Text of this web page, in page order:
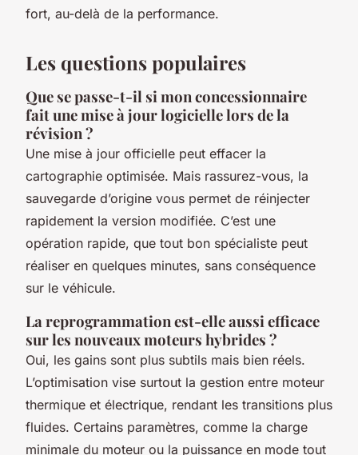
fort, au-delà de la performance.
Les questions populaires
Que se passe-t-il si mon concessionnaire
fait une mise à jour logicielle lors de la
révision ?
Une mise à jour officielle peut effacer la
cartographie optimisée. Mais rassurez-vous, la
sauvegarde d’origine vous permet de réinjecter
rapidement la version modifiée. C’est une
opération rapide, que tout bon spécialiste peut
réaliser en quelques minutes, sans conséquence
sur le véhicule.
La reprogrammation est-elle aussi efficace
sur les nouveaux moteurs hybrides ?
Oui, les gains sont plus subtils mais bien réels.
L’optimisation vise surtout la gestion entre moteur
thermique et électrique, rendant les transitions plus
fluides. Certains paramètres, comme la charge
minimale du moteur ou la puissance en mode tout